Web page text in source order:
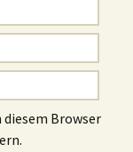
diesem Browser